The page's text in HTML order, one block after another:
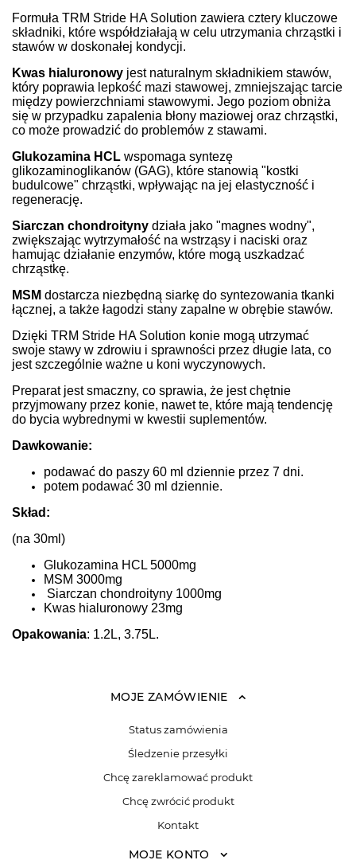
Formuła TRM Stride HA Solution zawiera cztery kluczowe
składniki, które współdziałają w celu utrzymania chrząstki i
stawów w doskonałej kondycji.
Kwas hialuronowy jest naturalnym składnikiem stawów,
który poprawia lepkość mazi stawowej, zmniejszając tarcie
między powierzchniami stawowymi. Jego poziom obniża
się w przypadku zapalenia błony maziowej oraz chrząstki,
co może prowadzić do problemów z stawami.
Glukozamina HCL wspomaga syntezę
glikozaminoglikanów (GAG), które stanowią "kostki
budulcowe" chrząstki, wpływając na jej elastyczność i
regenerację.
Siarczan chondroityny działa jako "magnes wodny",
zwiększając wytrzymałość na wstrząsy i naciski oraz
hamując działanie enzymów, które mogą uszkadzać
chrząstkę.
MSM dostarcza niezbędną siarkę do syntezowania tkanki
łącznej, a także łagodzi stany zapalne w obrębie stawów.
Dzięki TRM Stride HA Solution konie mogą utrzymać
swoje stawy w zdrowiu i sprawności przez długie lata, co
jest szczególnie ważne u koni wyczynowych.
Preparat jest smaczny, co sprawia, że jest chętnie
przyjmowany przez konie, nawet te, które mają tendencję
do bycia wybrednymi w kwestii suplementów.
Dawkowanie:
podawać do paszy 60 ml dziennie przez 7 dni.
potem podawać 30 ml dziennie.
Skład:
(na 30ml)
Glukozamina HCL 5000mg
MSM 3000mg
Siarczan chondroityny 1000mg
Kwas hialuronowy 23mg
Opakowania: 1.2L, 3.75L.
MOJE ZAMÓWIENIE
Status zamówienia
Śledzenie przesyłki
Chcę zareklamować produkt
Chcę zwrócić produkt
Kontakt
MOJE KONTO